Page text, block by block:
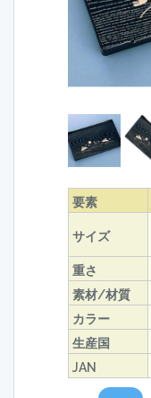
要素
サイズ
重さ
素材/材質
カラー
生産国
JAN